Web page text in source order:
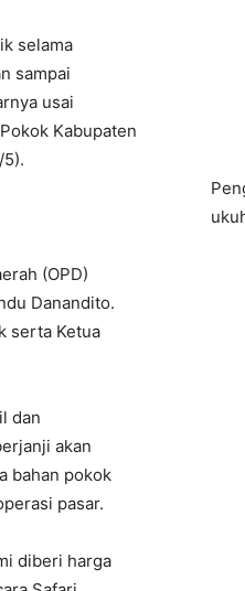
selama
sampai
usai
Kabupaten
(OPD)
Danandito.
serta Ketua
dan
akan
bahan pokok
pasar.
diberi harga